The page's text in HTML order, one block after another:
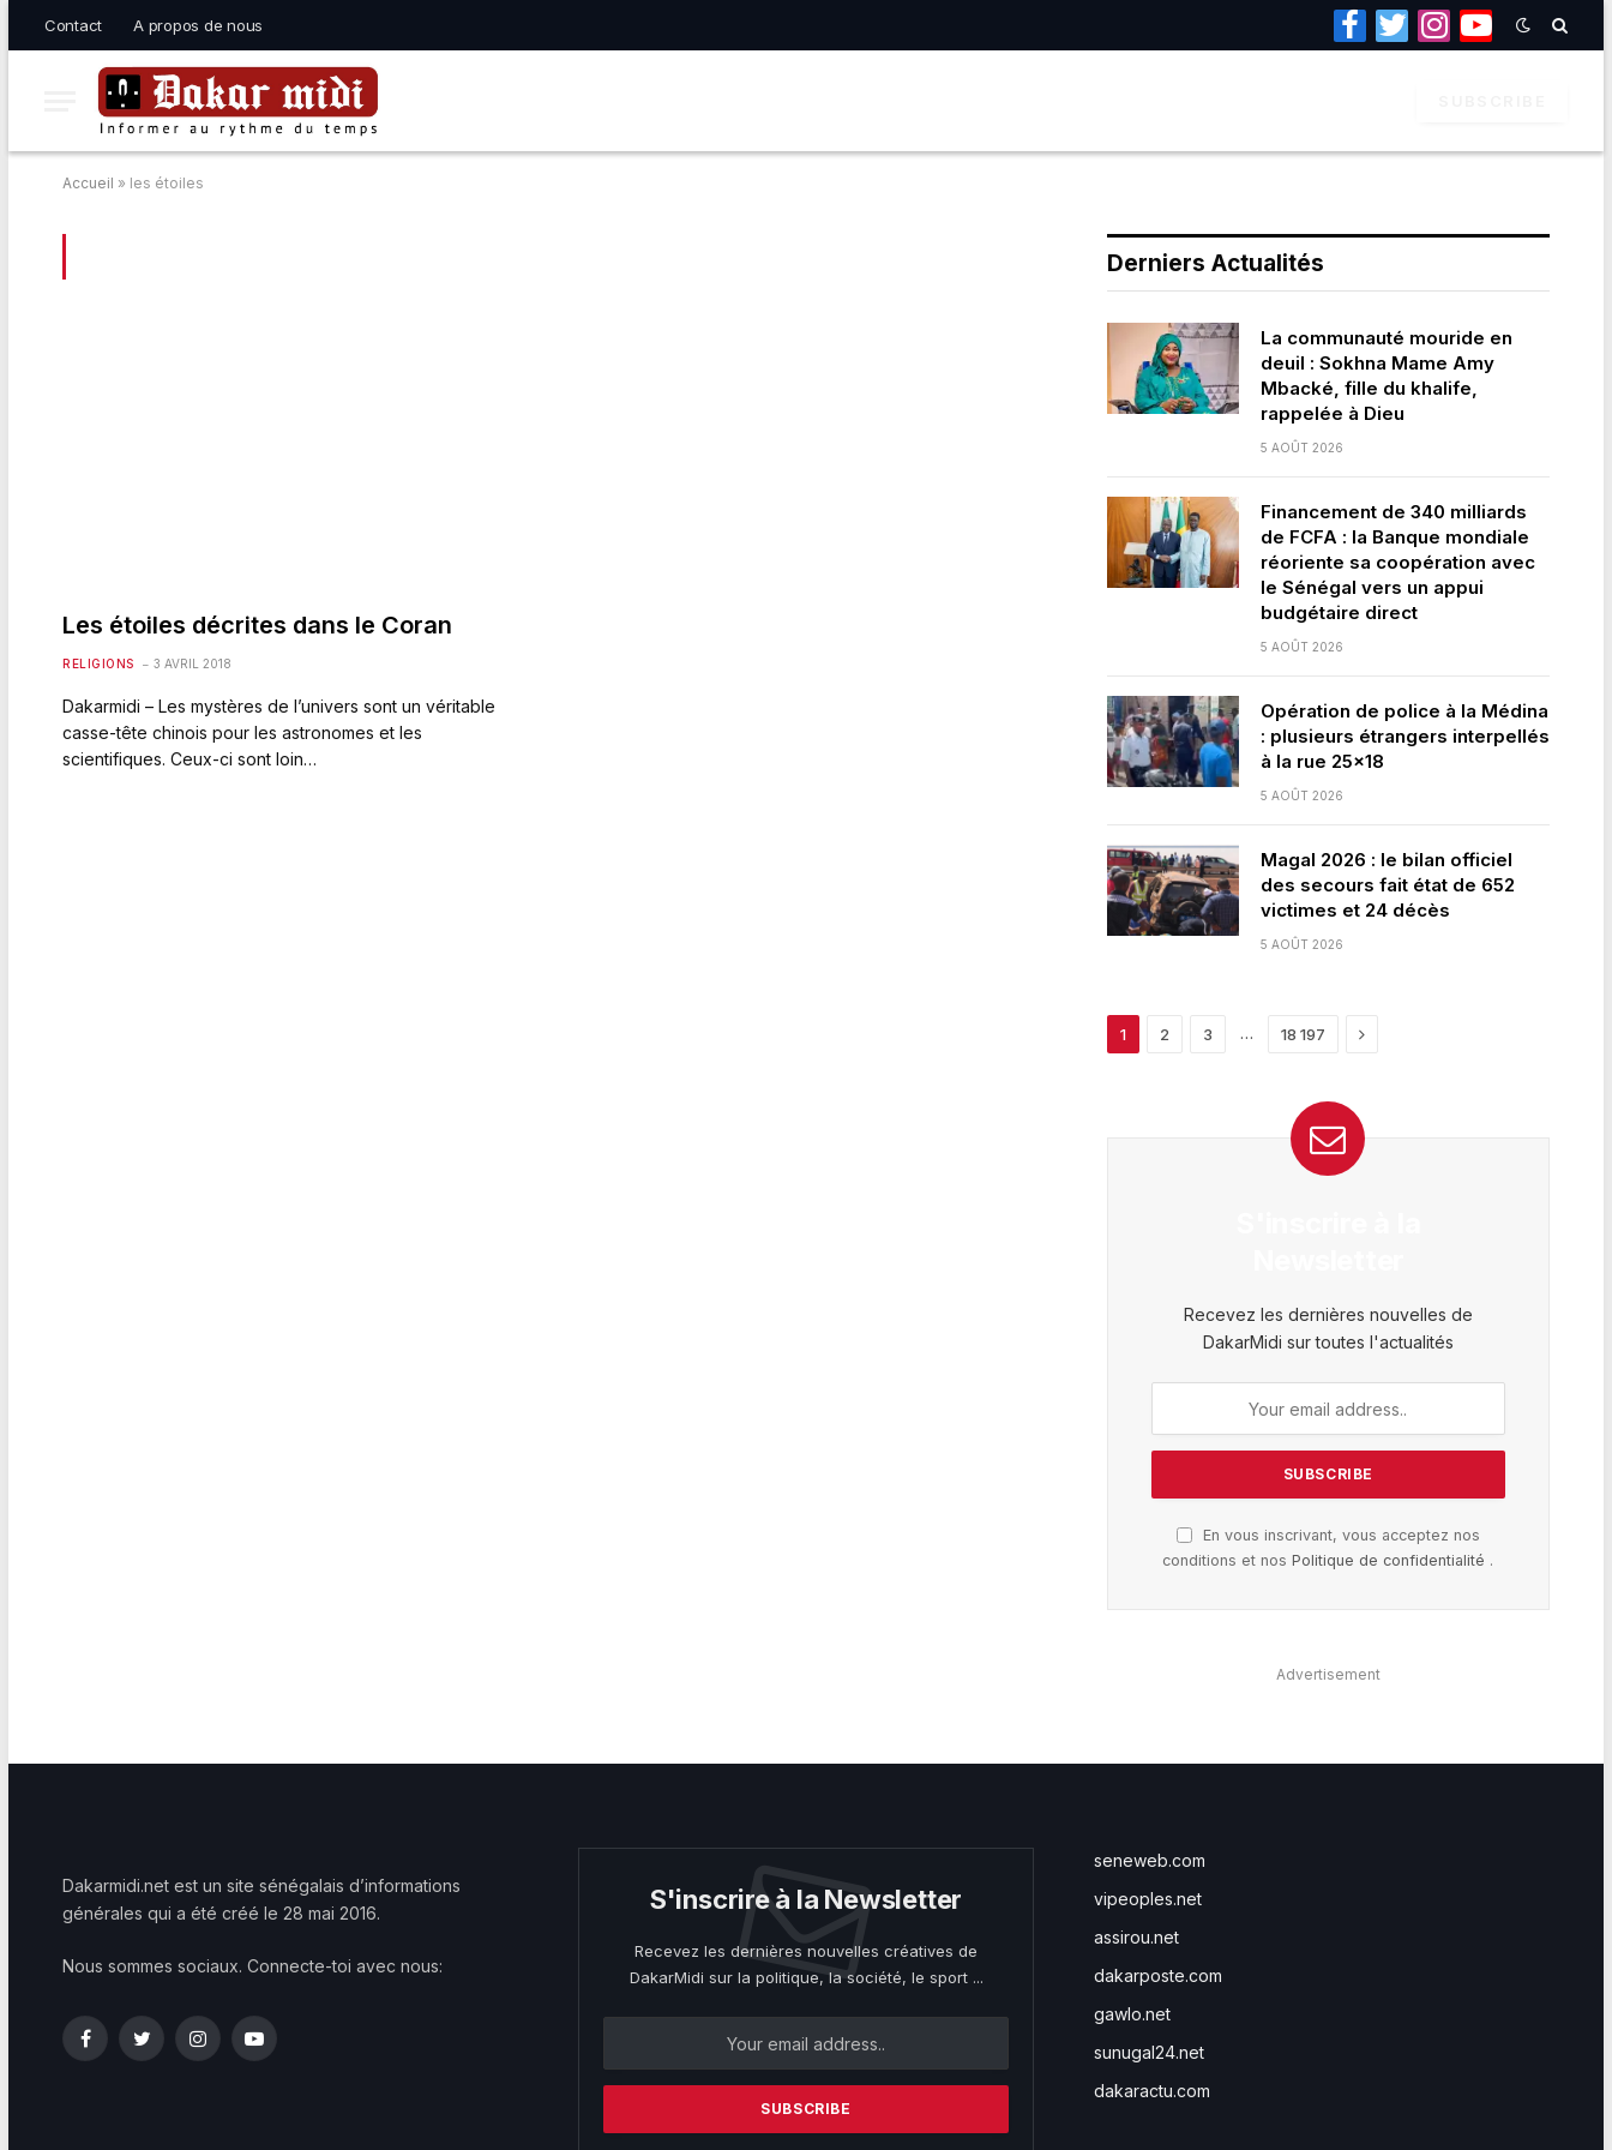
Contact A propos de nous
Facebook
TwitterInstagramYouTube
Accueil » les étoiles
Les étoiles décrites dans le Coran
RELIGIONS 3 AVRIL 2018
Dakarmidi – Les mystères de l’univers sont un véritable
casse-tête chinois pour les astronomes et les
scientifiques. Ceux-ci sont loin…
Derniers Actualités
La communauté mouride en
deuil : Sokhna Mame Amy
Mbacké, fille du khalife,
rappelée à Dieu
5 AOÛT 2026
Financement de 340 milliards
de FCFA : la Banque mondiale
réoriente sa coopération avec
le Sénégal vers un appui
budgétaire direct
5 AOÛT 2026
Opération de police à la Médina
: plusieurs étrangers interpellés
à la rue 25×18
5 AOÛT 2026
Magal 2026 : le bilan officiel
des secours fait état de 652
victimes et 24 décès
5 AOÛT 2026
1 2 3 … 18 197 Next
Recevez les dernières nouvelles de
DakarMidi sur toutes l'actualités
En vous inscrivant, vous acceptez nos
conditions et nosPolitique de confidentialité .
Advertisement
Dakarmidi.net est un site sénégalais d’informations
générales qui a été créé le 28 mai 2016.
Nous sommes sociaux. Connecte-toi avec nous:
FacebookTwitterInstagramYouTube
S'inscrire à la Newsletter
Recevez les dernières nouvelles créatives de
DakarMidi sur la politique, la société, le sport ...
seneweb.com
vipeoples.net
assirou.net
dakarposte.com
gawlo.net
sunugal24.net
dakaractu.com